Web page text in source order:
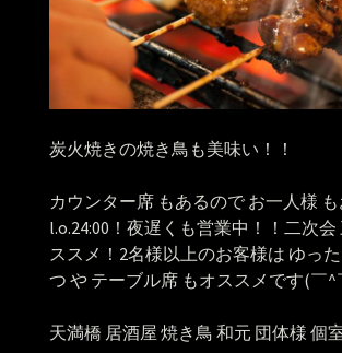
炭火焼きの焼き鳥も美味い！！
カウンター席 もあるので お一人様 も
l.o.24:00！夜遅くも営業中！！二次会
ススメ！2名様以上のお客様は ゆっ
つ や テーブル席 もオススメです(￣^
天満橋 居酒屋 焼き鳥 和元 団体様 個